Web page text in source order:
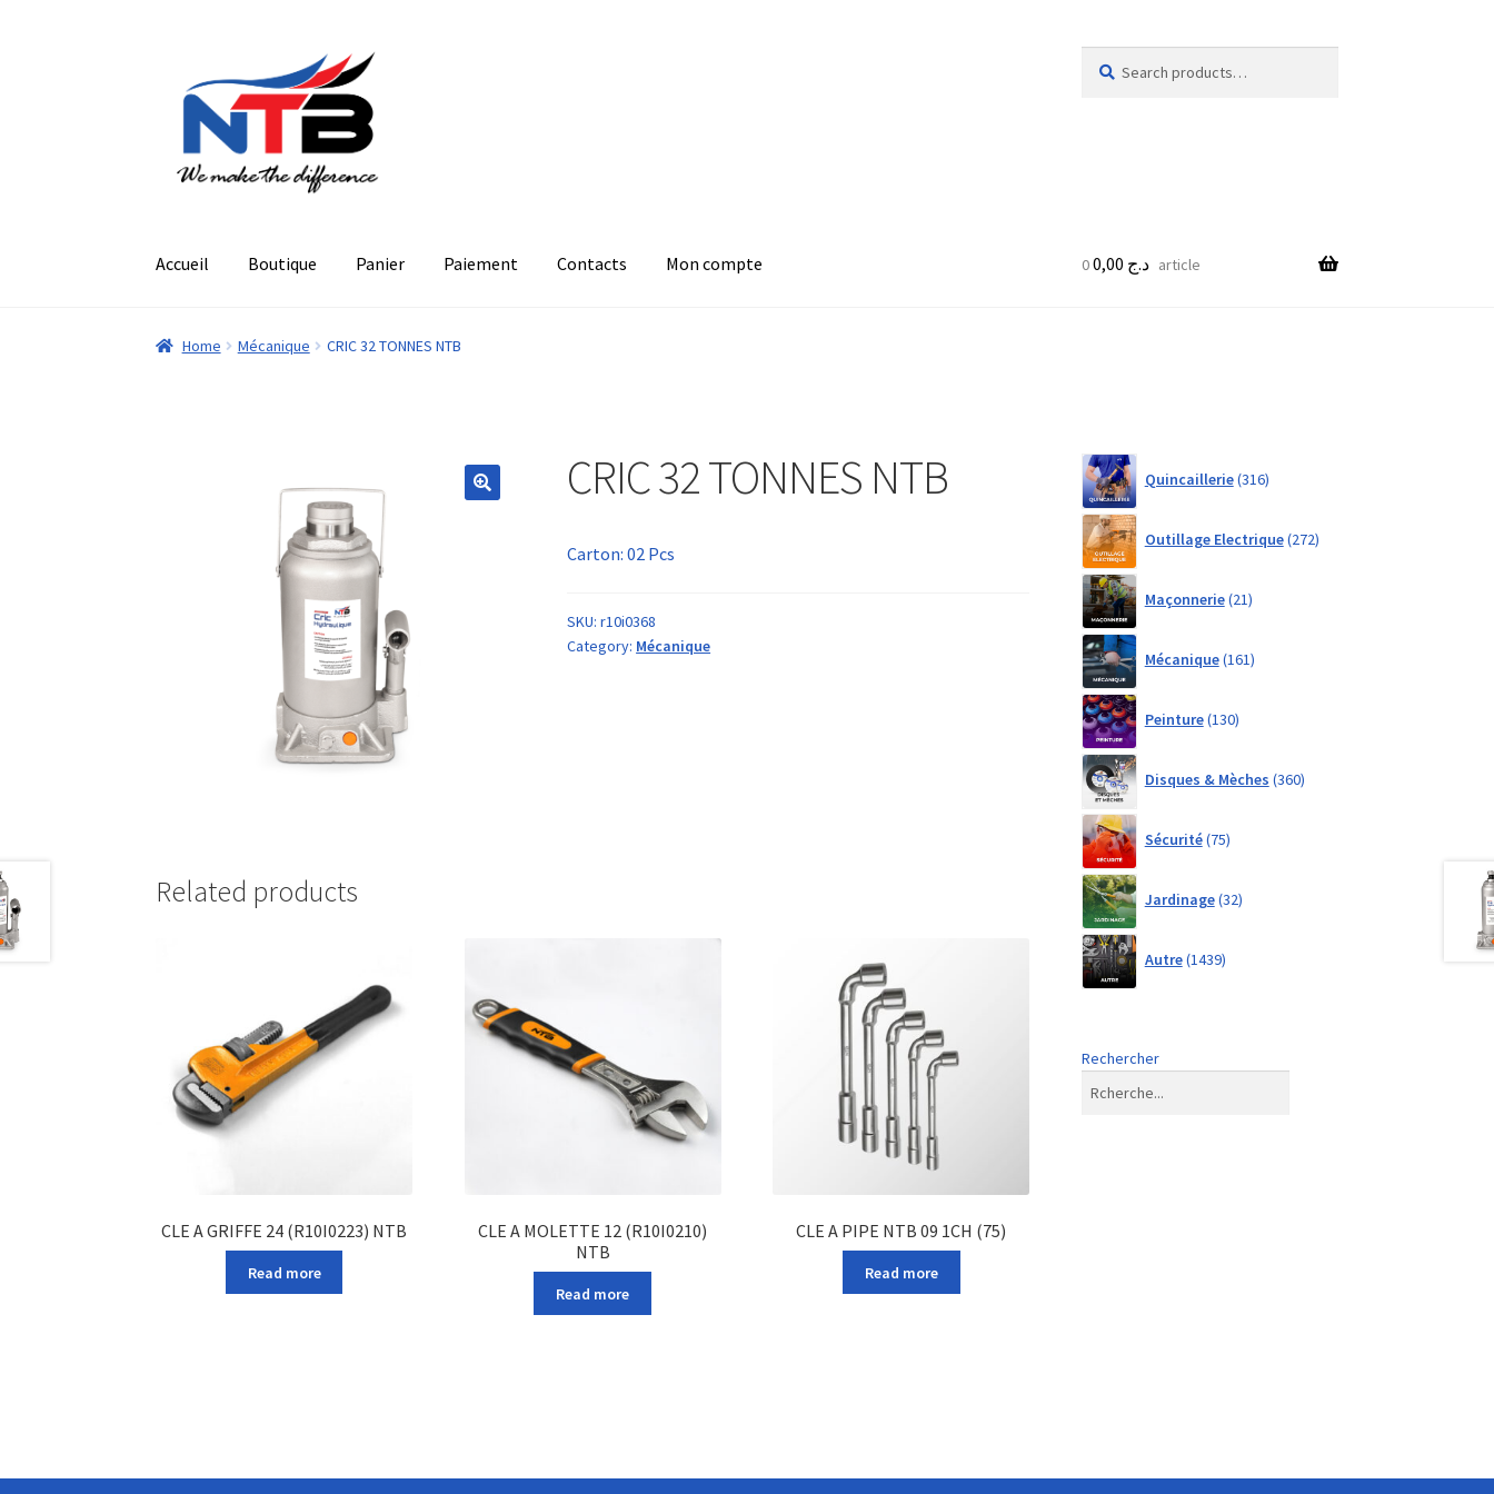
navigation
contenu
for:
Accueil Boutique Panier Paiement Contacts Mon compte د.ج 0 article
Home Mécanique CRIC 32 TONNES NTB
CRIC 32 TONNES NTB
Carton: 02 Pcs
SKU:r10i0368
Category: Mécanique
Related products
CLE A GRIFFE 24 (R10I0223) NTB
Read more
CLE A MOLETTE 12 (R10I0210)
NTB
Read more
CLE A PIPE NTB 09 1CH (75)
Read more
Quincaillerie 316products
Outillage Electrique 272products
Maçonnerie 21products
Mécanique 161products
Peinture 130products
Disques & Mèches 360products
Sécurité 75products
Jardinage 32products
Autre 1439products
Rechercher